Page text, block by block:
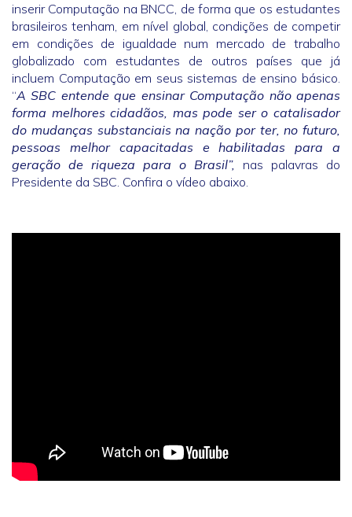
inserir Computação na BNCC, de forma que os estudantes
brasileiros tenham, em nível global, condições de competir
em condições de igualdade num mercado de trabalho
globalizado com estudantes de outros países que já
incluem Computação em seus sistemas de ensino básico.
“A SBC entende que ensinar Computação não apenas
forma melhores cidadãos, mas pode ser o catalisador
do mudanças substanciais na nação por ter, no futuro,
pessoas melhor capacitadas e habilitadas para a
geração de riqueza para o Brasil”, nas palavras do
Presidente da SBC. Confira o vídeo abaixo.